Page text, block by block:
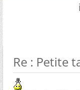
Re : Petite